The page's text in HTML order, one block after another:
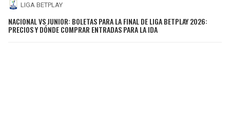
LIGA BETPLAY
NACIONAL VS JUNIOR: BOLETAS PARA LA FINAL DE LIGA BETPLAY 2026:
PRECIOS Y DÓNDE COMPRAR ENTRADAS PARA LA IDA